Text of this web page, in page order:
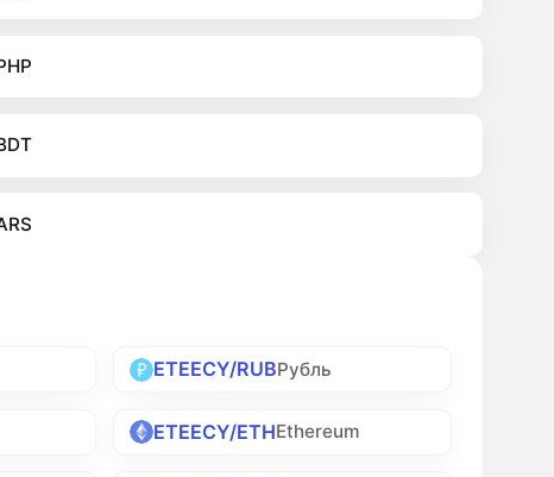
ETEECY/RUBРубль
ETEECY/ETHEthereum